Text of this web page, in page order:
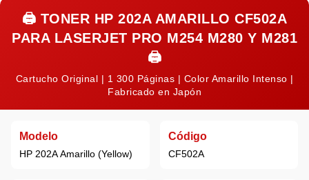
🖨️ TONER HP 202A AMARILLO CF502A
PARA LASERJET PRO M254 M280 Y M281
🖨️
Cartucho Original | 1 300 Páginas | Color Amarillo Intenso |
Fabricado en Japón
Modelo
HP 202AAmarillo (Yellow)
Código
CF502A